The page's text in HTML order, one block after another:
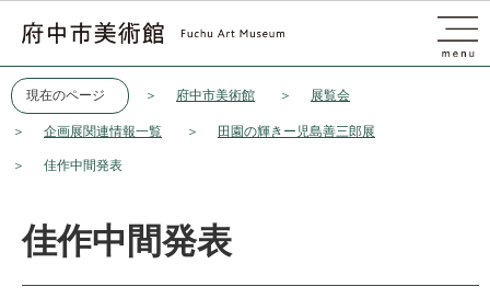
現在のページ 府中市美術館 展覧会
企画展関連情報一覧 田園の輝きー児島善三郎展
佳作中間発表
佳作中間発表